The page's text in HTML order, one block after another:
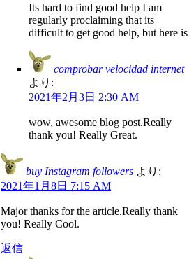
Its hard to find good help I am
regularly proclaiming that its
difficult to get good help, but here is
comprobar velocidad internet
より:
2021年2月3日 2:30 AM
wow, awesome blog post.Really
thank you! Really Great.
buy Instagram followers より:
2021年1月8日 7:15 AM
Major thanks for the article.Really thank
you! Really Cool.
返信